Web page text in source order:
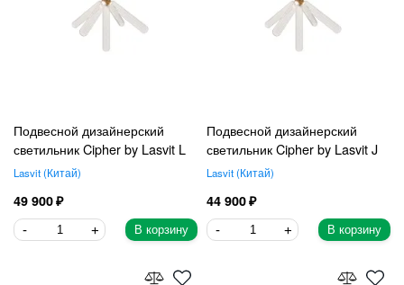
Подвесной дизайнерский
светильник Cipher by Lasvit L
Lasvit Китай
49 900
В корзину
Подвесной дизайнерский
светильник Cipher by Lasvit J
Lasvit Китай
44 900
В корзину